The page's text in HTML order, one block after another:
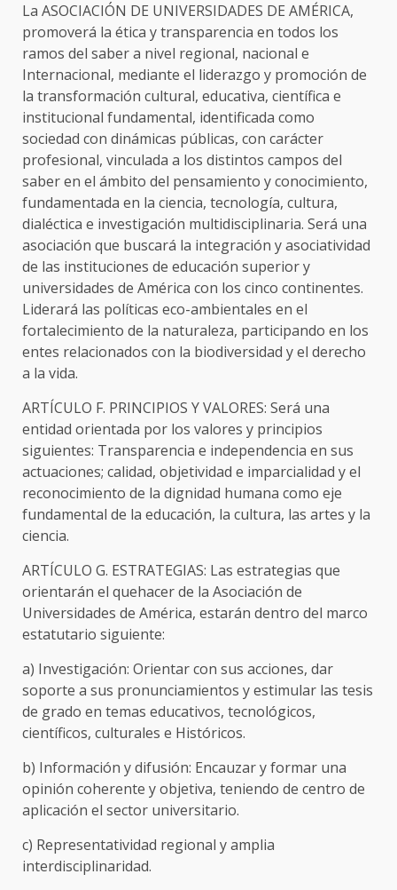
La ASOCIACIÓN DE UNIVERSIDADES DE AMÉRICA,
promoverá la ética y transparencia en todos los
ramos del saber a nivel regional, nacional e
Internacional, mediante el liderazgo y promoción de
la transformación cultural, educativa, científica e
institucional fundamental, identificada como
sociedad con dinámicas públicas, con carácter
profesional, vinculada a los distintos campos del
saber en el ámbito del pensamiento y conocimiento,
fundamentada en la ciencia, tecnología, cultura,
dialéctica e investigación multidisciplinaria. Será una
asociación que buscará la integración y asociatividad
de las instituciones de educación superior y
universidades de América con los cinco continentes.
Liderará las políticas eco-ambientales en el
fortalecimiento de la naturaleza, participando en los
entes relacionados con la biodiversidad y el derecho
a la vida.
ARTÍCULO F. PRINCIPIOS Y VALORES: Será una
entidad orientada por los valores y principios
siguientes: Transparencia e independencia en sus
actuaciones; calidad, objetividad e imparcialidad y el
reconocimiento de la dignidad humana como eje
fundamental de la educación, la cultura, las artes y la
ciencia.
ARTÍCULO G. ESTRATEGIAS: Las estrategias que
orientarán el quehacer de la Asociación de
Universidades de América, estarán dentro del marco
estatutario siguiente:
a) Investigación: Orientar con sus acciones, dar
soporte a sus pronunciamientos y estimular las tesis
de grado en temas educativos, tecnológicos,
científicos, culturales e Históricos.
b) Información y difusión: Encauzar y formar una
opinión coherente y objetiva, teniendo de centro de
aplicación el sector universitario.
c) Representatividad regional y amplia
interdisciplinaridad.